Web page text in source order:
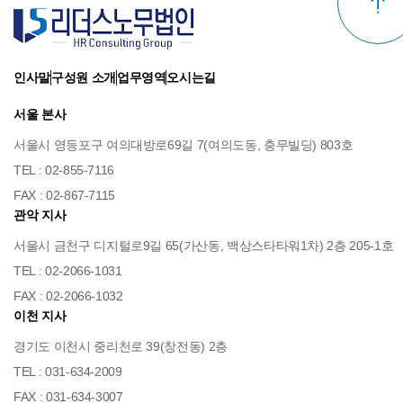
위 보유기간에도 불구하고 계속 보유하여야 할 필요가
있을 경우에는 귀하의 동의를 받습니다.
[개인정보보호를 위한 기술적 대책]
개인정보가 분실, 도난, 누출, 변조 또는 훼손되지 않도록
안전성 확보를 위하여 다음과 같은 기술적 대책을
강구하고 있습니다.
귀하의 개인정보는 비밀번호에 의해 보호되며, 파일 및
전송 데이터를 암호화하거나 파일 잠금기능(Lock)을
사용하여 중요한 데이터는 별도의 보안기능을 통해
보호되고 있습니다.
리더스노무법인는 회원인증과 관련 암호알고리즘을
이용하여 네트워크 상의 개인정보를 안전하게 전송할 수
있는 인증 및 보안장치를 채택하고 있으며, 시스템상
사정에 의해 미시행시 도우미에 의한 의사 확인을
시행하고 있습니다.
인사말구성원 소개 업무영역 오시는길
서울 본사
서울시 영등포구 여의대방로69길 7(여의도동, 충무빌딩) 803호
TEL : 02-855-7116
FAX : 02-867-7115
관악 지사
서울시 금천구 디지털로9길 65(가산동, 백상스타타워1차) 2층 205-1호
TEL : 02-2066-1031
FAX : 02-2066-1032
이천 지사
경기도 이천시 중리천로 39(창전동) 2층
TEL : 031-634-2009
FAX : 031-634-3007